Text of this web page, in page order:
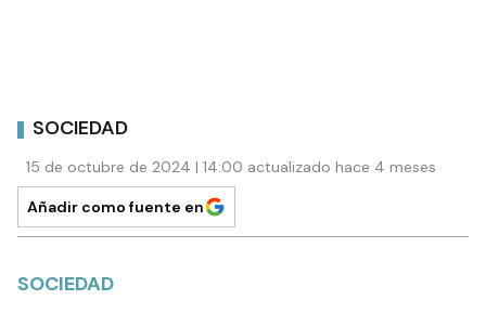
SOCIEDAD
15 de octubre de 2024 | 14:00 actualizado hace 4 meses
Añadir como fuente en
SOCIEDAD